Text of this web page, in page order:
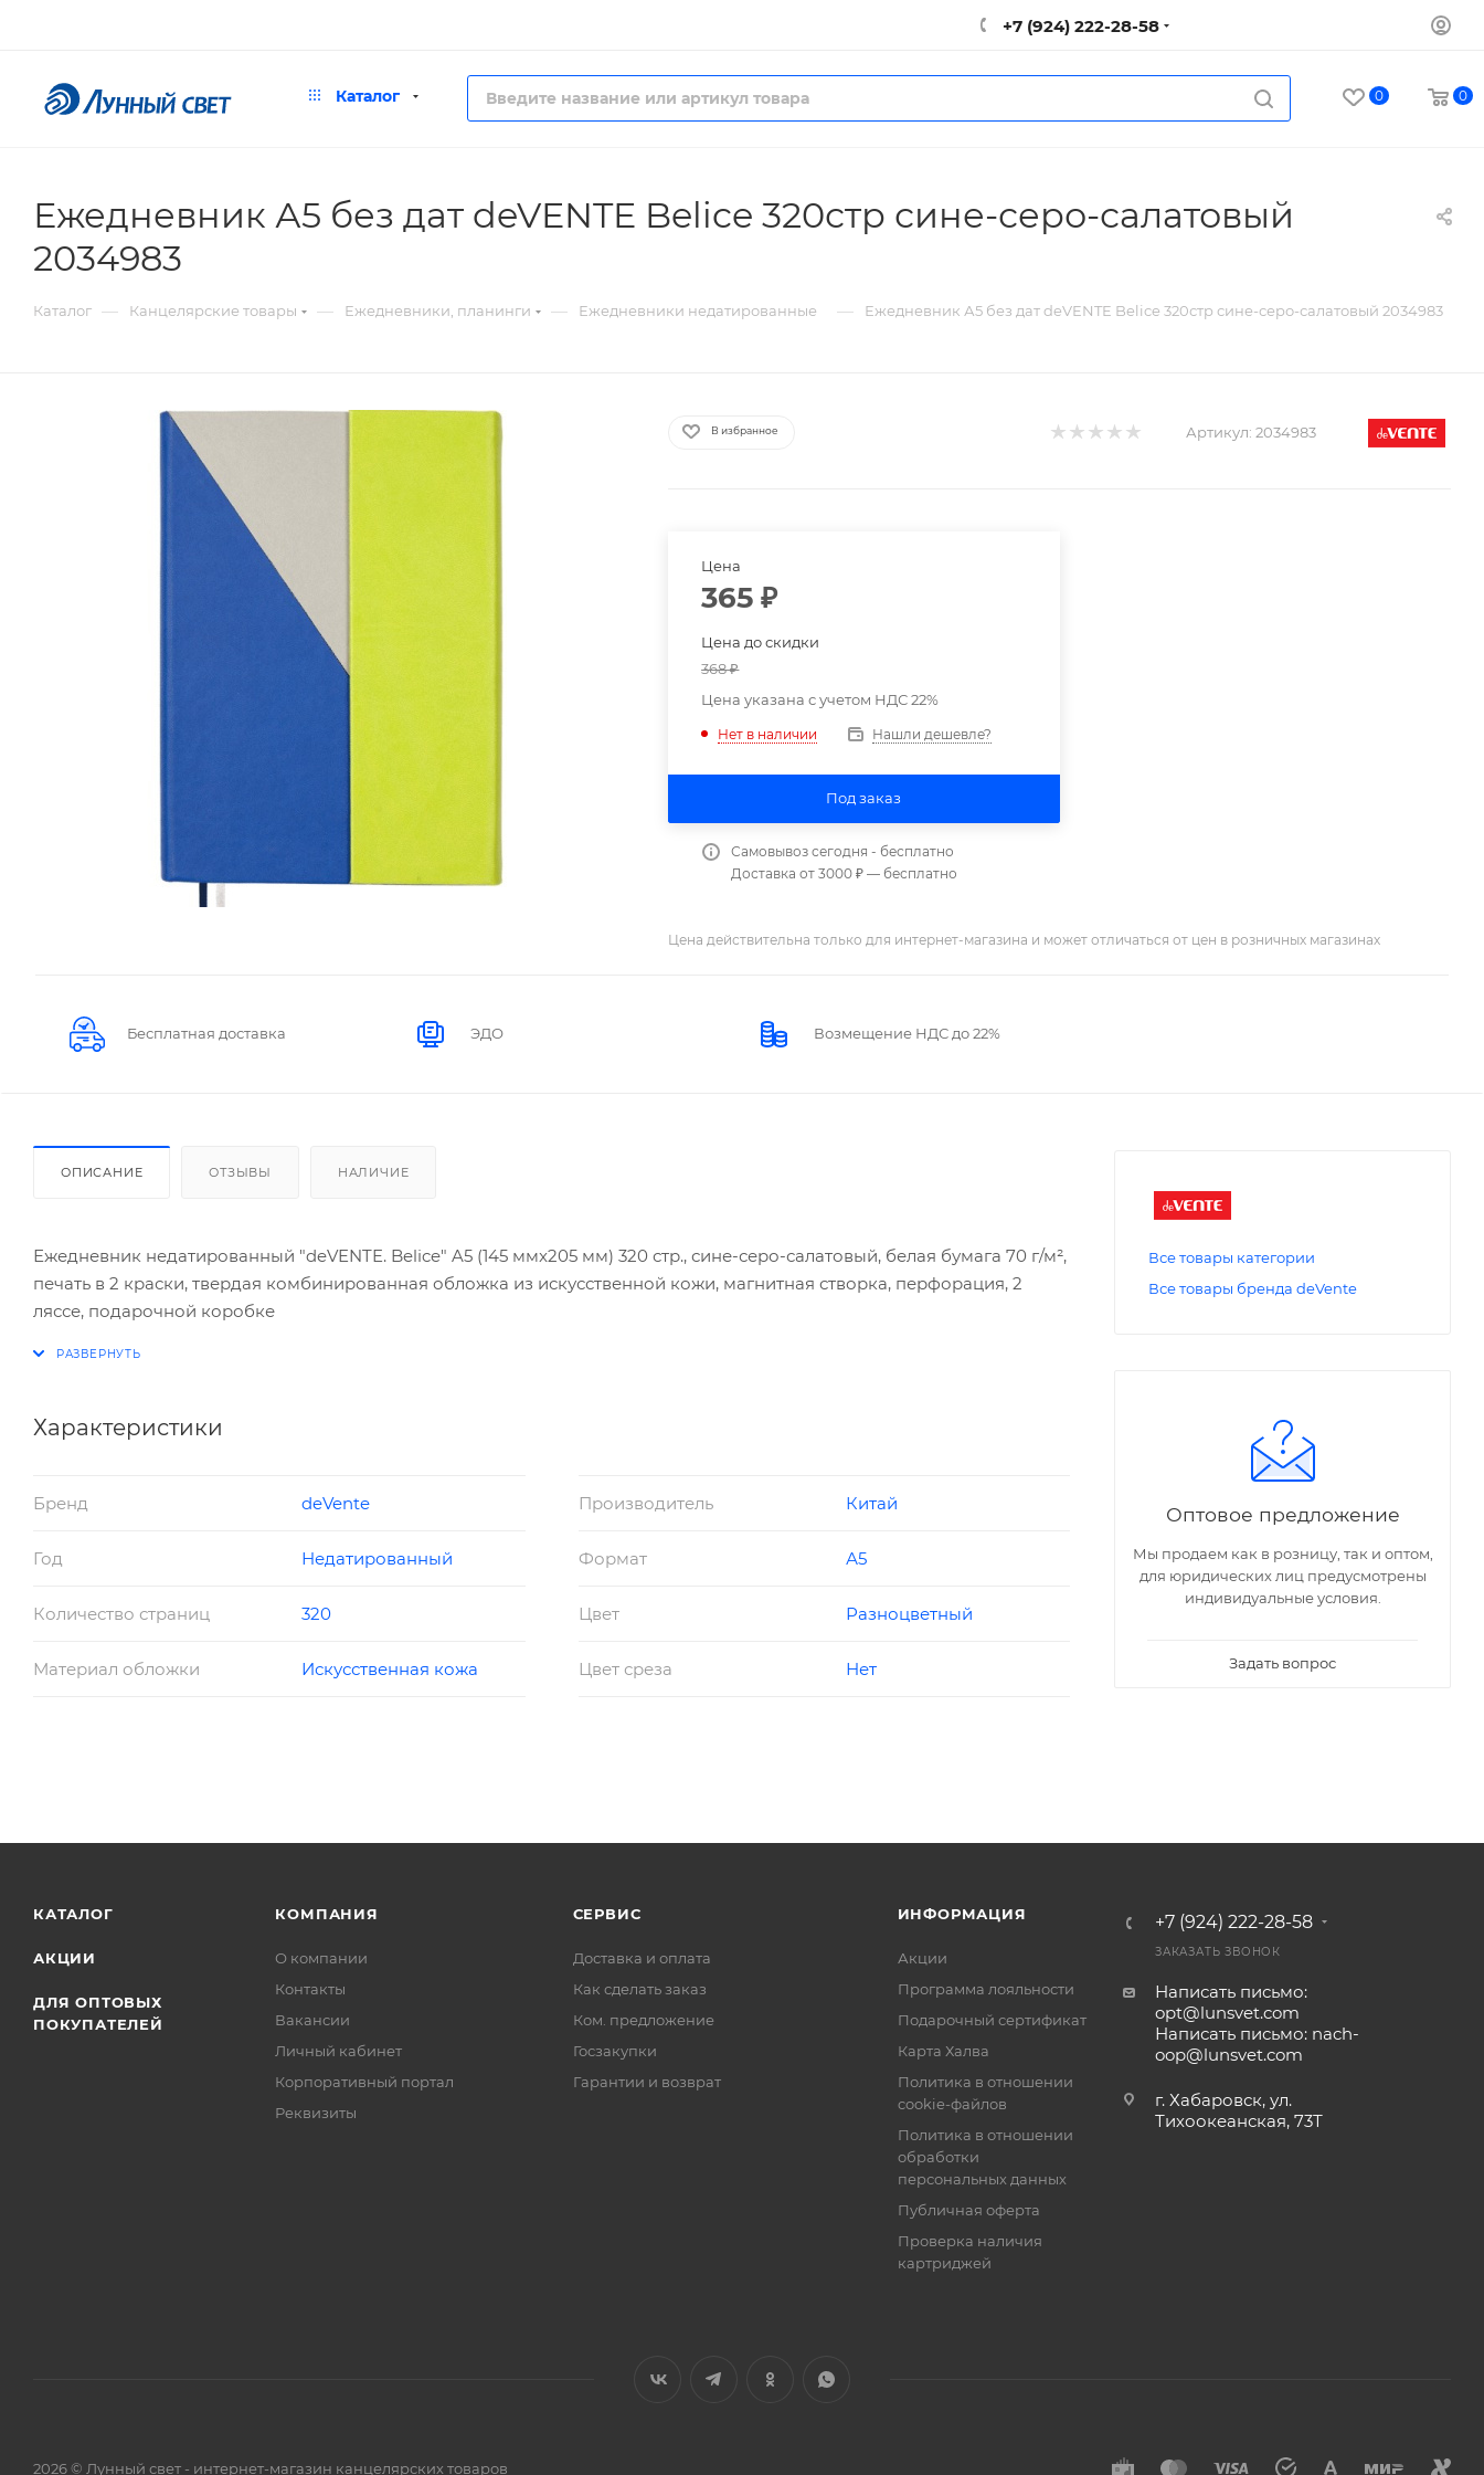
+7 (924) 222-28-58
Каталог 0 0
Ежедневник А5 без дат deVENTE Belice 320стр сине-серо-салатовый
2034983
Каталог — Канцелярские товары — Ежедневники, планинги — Ежедневники недатированные — Ежедневник А5 без дат deVENTE Belice 320стр сине-серо-салатовый 2034983
В избранное Артикул: 2034983
Цена
365 ₽
Цена до скидки
368₽
Цена указана с учетом НДС 22%
Нет в наличии Нашли дешевле?
Под заказ
Самовывоз сегодня - бесплатно
Доставка от 3000 ₽ — бесплатно
Цена действительна только для интернет-магазина и может отличаться от цен в розничных магазинах
Бесплатная доставка ЭДО Возмещение НДС до 22%
ОПИСАНИЕ ОТЗЫВЫ НАЛИЧИЕ
Ежедневник недатированный "deVENTE. Belice" A5 (145 ммx205 мм) 320 стр., сине-серо-салатовый, белая бумага 70 г/м²,
печать в 2 краски, твердая комбинированная обложка из искусственной кожи, магнитная створка, перфорация, 2
ляссе, подарочной коробке
Характеристики
Бренд deVente Производитель Китай
Год Недатированный Формат А5
Количество страниц 320 Цвет Разноцветный
Материал обложки Искусственная кожа Цвет среза Нет
Все товары категории
Все товары бренда deVente
Оптовое предложение
Мы продаем как в розницу, так и оптом,
для юридических лиц предусмотрены
индивидуальные условия.
Задать вопрос
КАТАЛОГ
АКЦИИ
ДЛЯ ОПТОВЫХ
ПОКУПАТЕЛЕЙ
КОМПАНИЯ
О компании
Контакты
Вакансии
Личный кабинет
Корпоративный портал
Реквизиты
СЕРВИС
Доставка и оплата
Как сделать заказ
Ком. предложение
Госзакупки
Гарантии и возврат
ИНФОРМАЦИЯ
Акции
Программа лояльности
Подарочный сертификат
Карта Халва
Политика в отношении
cookie-файлов
Политика в отношении
обработки
персональных данных
Публичная оферта
Проверка наличия
картриджей
+7 (924) 222-28-58
ЗАКАЗАТЬ ЗВОНОК
Написать письмо:
opt@lunsvet.com
Написать письмо: nach-
oop@lunsvet.com
г. Хабаровск, ул.
Тихоокеанская, 73Т
2026 © Лунный свет - интернет-магазин канцелярских товаров